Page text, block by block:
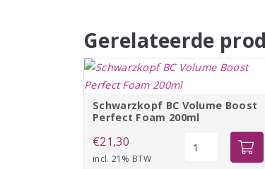
Gerelateerde
Schwarzkopf BC Volume Boost
Perfect Foam 200ml
€21,30
incl. 21% BTW
Schwarzkopf